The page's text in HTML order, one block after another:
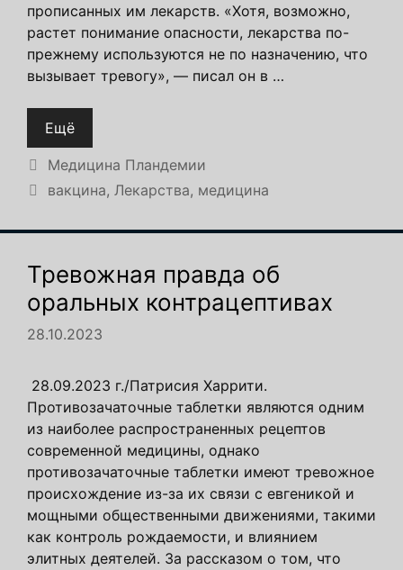
прописанных им лекарств. «Хотя, возможно,
растет понимание опасности, лекарства по-
прежнему используются не по назначению, что
вызывает тревогу», — писал он в …
Ещё
Рубрики
Медицина Пландемии
Метки
вакцина, Лекарства, медицина
Тревожная правда об
оральных контрацептивах
28.10.2023
28.09.2023 г./Патрисия Харрити.
Противозачаточные таблетки являются одним
из наиболее распространенных рецептов
современной медицины, однако
противозачаточные таблетки имеют тревожное
происхождение из-за их связи с евгеникой и
мощными общественными движениями, такими
как контроль рождаемости, и влиянием
элитных деятелей. За рассказом о том, что